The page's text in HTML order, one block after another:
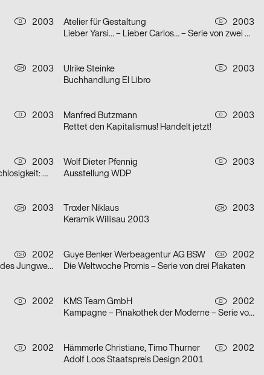
D
2003
Atelier für Gestaltung D
2003
Lieber Yarsi… – Lieber Carlos… – Serie von zwei Plakaten
CH
2003
Ulrike Steinke D
2003
Buchhandlung El Libro
D
2003
Manfred Butzmann D
2003
Rettet den Kapitalismus! Handelt jetzt!
D
2003
aus der Serie Architektur der Obdachlosigkeit: Motiv Citylight/Motiv Litfaßsäule
Wolf Dieter Pfennig D
2003
Ausstellung WDP
CH
2003
Troxler Niklaus CH
2003
Keramik Willisau 2003
CH
2002
Der Spiegel im Spiegel / Die Leiden des Jungwerdens / Die Muse mit der scharfen Zunge – Serie von dr
Guye Benker Werbeagentur AG BSW CH
2002
Die Weltwoche Promis – Serie von drei Plakaten
D
2002
KMS Team GmbH D
2002
Kampagne – Pinakothek der Moderne – Serie von zwei Plakaten
D
2002
Hämmerle Christiane, Timo Thurner D
2002
Adolf Loos Staatspreis Design 2001